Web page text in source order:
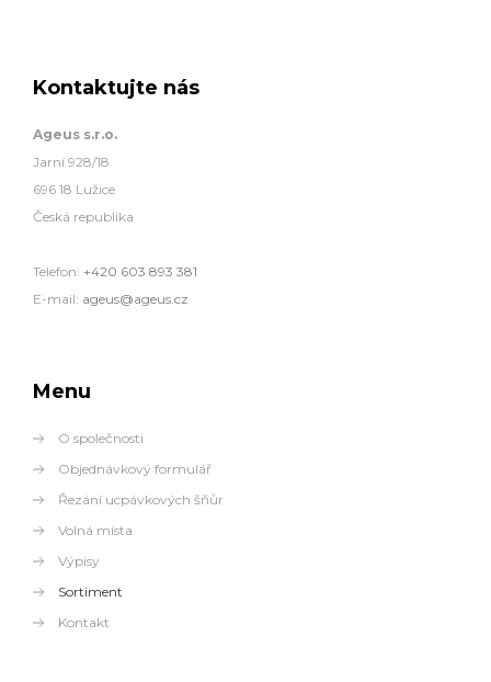
Kontaktujte nás
Ageus s.r.o.
Jarní 928/18
696 18 Lužice
Česká republika
Telefon: +420 603 893 381
E-mail: ageus@ageus.cz
Menu
O společnosti
Objednávkový formulář
Řezání ucpávkových šňůr
Volná místa
Výpisy
Sortiment
Kontakt